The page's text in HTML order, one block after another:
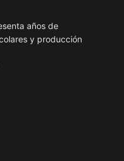
años de
y producción